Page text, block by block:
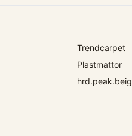
Trendcarpet
Plastmattor